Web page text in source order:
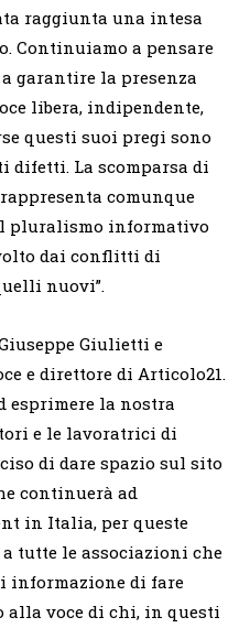
raggiunta una intesa
Continuiamo a pensare
garantire la presenza
libera, indipendente,
questi suoi pregi sono
La scomparsa di
comunque
pluralismo informativo
dai conflitti di
nuovi”.
Giulietti e
e direttore di Articolo21.
esprimere la nostra
e le lavoratrici di
di dare spazio sul sito
continuerà ad
in Italia, per queste
tutte le associazioni che
informazione di fare
alla voce di chi, in questi